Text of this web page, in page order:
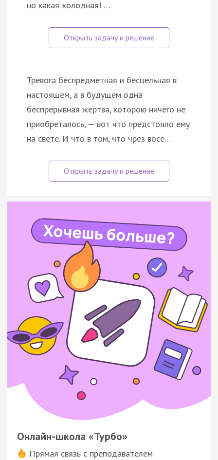
но какая холодная! …
Тревога беспредметная и бесцельная в
настоящем, а в будущем одна
беспрерывная жертва, которою ничего не
приобреталось, — вот что предстояло ему
на свете. И что в том, что чрез восе…
Онлайн-школа «Турбо»
Прямая связь с преподавателем